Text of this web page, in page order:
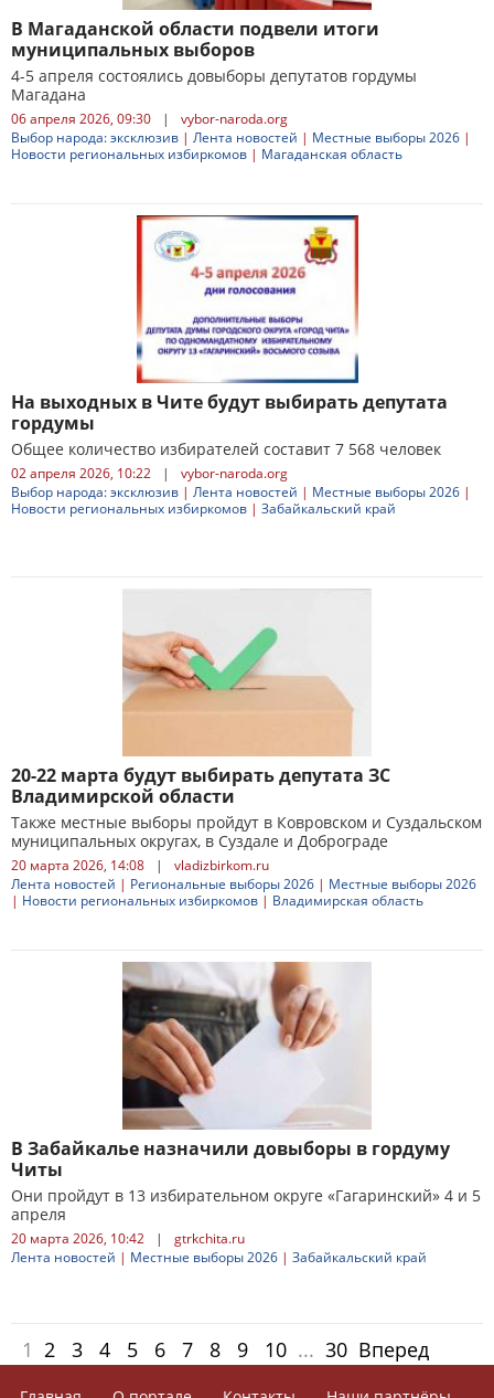
В Магаданской области подвели итоги
муниципальных выборов
4-5 апреля состоялись довыборы депутатов гордумы
Магадана
06 апреля 2026, 09:30 |
vybor-naroda.org
Выбор народа: эксклюзив | Лента новостей | Местные выборы 2026 |
Новости региональных избиркомов | Магаданская область
На выходных в Чите будут выбирать депутата
гордумы
Общее количество избирателей составит 7 568 человек
02 апреля 2026, 10:22 |
vybor-naroda.org
Выбор народа: эксклюзив | Лента новостей | Местные выборы 2026 |
Новости региональных избиркомов | Забайкальский край
20-22 марта будут выбирать депутата ЗС
Владимирской области
Также местные выборы пройдут в Ковровском и Суздальском
муниципальных округах, в Суздале и Доброграде
20 марта 2026, 14:08 |
vladizbirkom.ru
Лента новостей | Региональные выборы 2026 | Местные выборы 2026
| Новости региональных избиркомов | Владимирская область
В Забайкалье назначили довыборы в гордуму
Читы
Они пройдут в 13 избирательном округе «Гагаринский» 4 и 5
апреля
20 марта 2026, 10:42 |
gtrkchita.ru
Лента новостей | Местные выборы 2026 | Забайкальский край
1 2 3 4 5 6 7 8 9 10 ... 30 Вперед